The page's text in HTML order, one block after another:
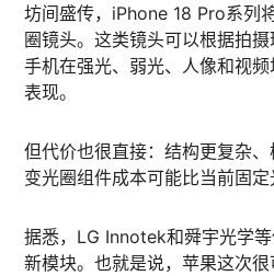
坊间盛传，iPhone 18 Pro系列
圈镜头。这类镜头可以根据拍
手机在强光、弱光、人像和视
表现。
但代价也很直接：结构更复杂
变光圈组件成本可能比当前固定
据悉，LG Innotek和舜宇光学
新模块。也就是说，苹果这次很